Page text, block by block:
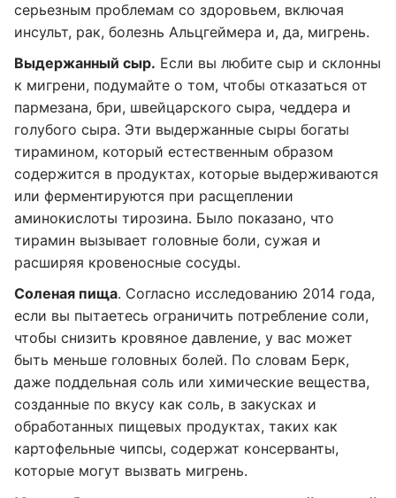
серьезным проблемам со здоровьем, включая
инсульт, рак, болезнь Альцгеймера и, да, мигрень.
Выдержанный сыр. Если вы любите сыр и склонны
к мигрени, подумайте о том, чтобы отказаться от
пармезана, бри, швейцарского сыра, чеддера и
голубого сыра. Эти выдержанные сыры богаты
тирамином, который естественным образом
содержится в продуктах, которые выдерживаются
или ферментируются при расщеплении
аминокислоты тирозина. Было показано, что
тирамин вызывает головные боли, сужая и
расширяя кровеносные сосуды.
Соленая пища. Согласно исследованию 2014 года,
если вы пытаетесь ограничить потребление соли,
чтобы снизить кровяное давление, у вас может
быть меньше головных болей. По словам Берк,
даже поддельная соль или химические вещества,
созданные по вкусу как соль, в закусках и
обработанных пищевых продуктах, таких как
картофельные чипсы, содержат консерванты,
которые могут вызвать мигрень.